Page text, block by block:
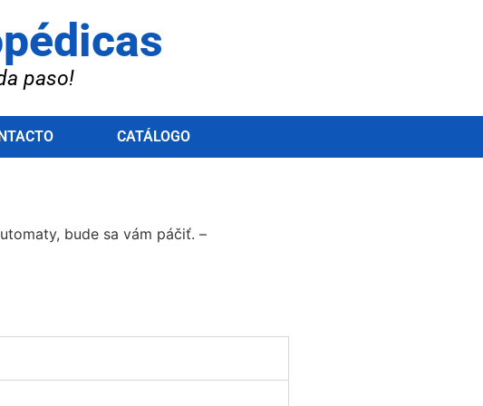
paso!
CATÁLOGO
bude sa vám páčiť. –